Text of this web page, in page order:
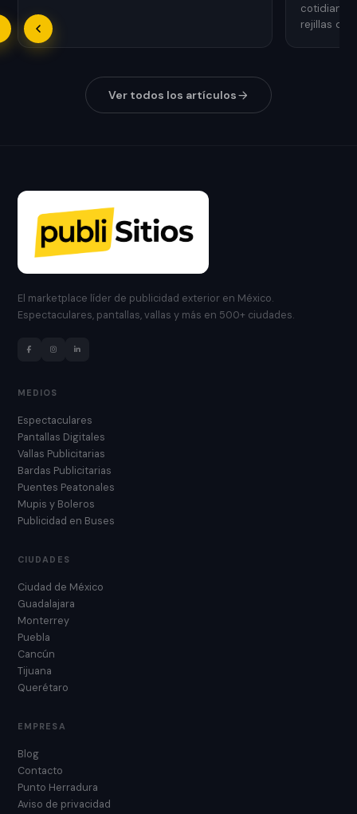
rejillas de
Ver todos los artículos
El marketplace líder de publicidad exterior en México.
Espectaculares, pantallas, vallas y más en 500+ ciudades.
MEDIOS
Espectaculares
Pantallas Digitales
Vallas Publicitarias
Bardas Publicitarias
Puentes Peatonales
Mupis y Boleros
Publicidad en Buses
CIUDADES
Ciudad de México
Guadalajara
Monterrey
Puebla
Cancún
Tijuana
Querétaro
EMPRESA
Blog
Contacto
Punto Herradura
Aviso de privacidad